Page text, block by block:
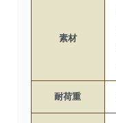
素材
耐荷重